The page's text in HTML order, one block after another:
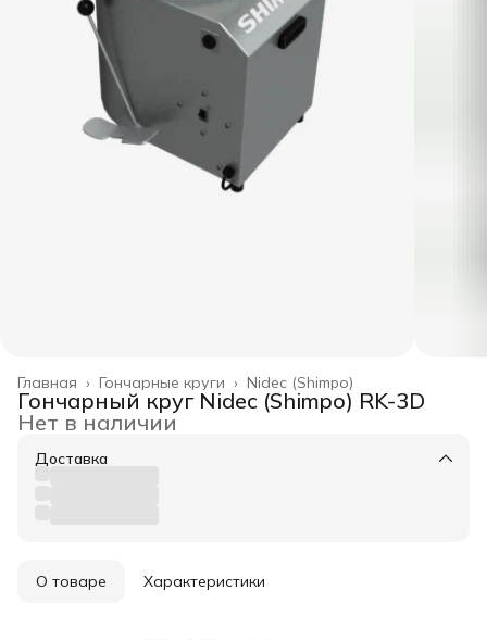
Nidec (Shimpo)
Гончарные круги ›
Главная ›
Гончарный круг Nidec (Shimpo) RK-3D
Нет в наличии
Доставка
О товаре Характеристики